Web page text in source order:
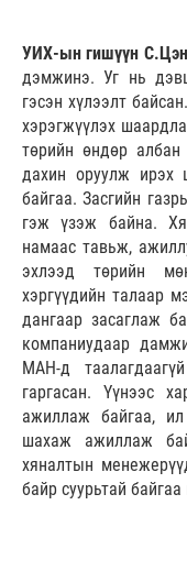
УИХ-ын гишүүн
дэмжинэ. Уг нь
гэсэн хүлээлт
хэрэгжүүлэх
төрийн өндөр
дахин оруулж ирэх
байгаа. Засгийн
гэж үзэж байна.
намаас тавьж,
эхлээд төрийн
хэргүүдийн талаар
дангаар засаглаж
компаниудаар
МАН-д
гаргасан. Үүнээс
ажиллаж байгаа,
шахаж ажиллаж
хяналтын
байр суурьтай байгаа